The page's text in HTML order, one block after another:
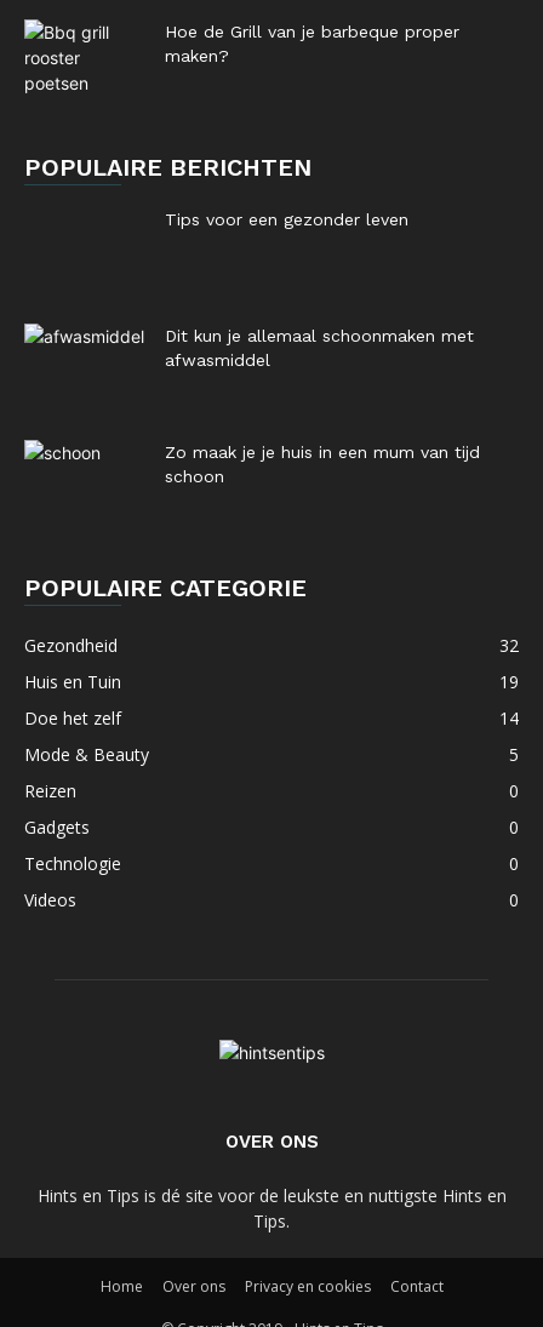
Hoe de Grill van je barbeque proper
maken?
POPULAIRE BERICHTEN
Tips voor een gezonder leven
Dit kun je allemaal schoonmaken met
afwasmiddel
Zo maak je je huis in een mum van tijd
schoon
POPULAIRE CATEGORIE
Gezondheid
32
Huis en Tuin
19
Doe het zelf
14
Mode & Beauty
5
Reizen
0
Gadgets
0
Technologie
0
Videos
0
OVER ONS
Hints en Tips is dé site voor de leukste en nuttigste Hints en
Tips.
Home Over ons Privacy en cookies Contact